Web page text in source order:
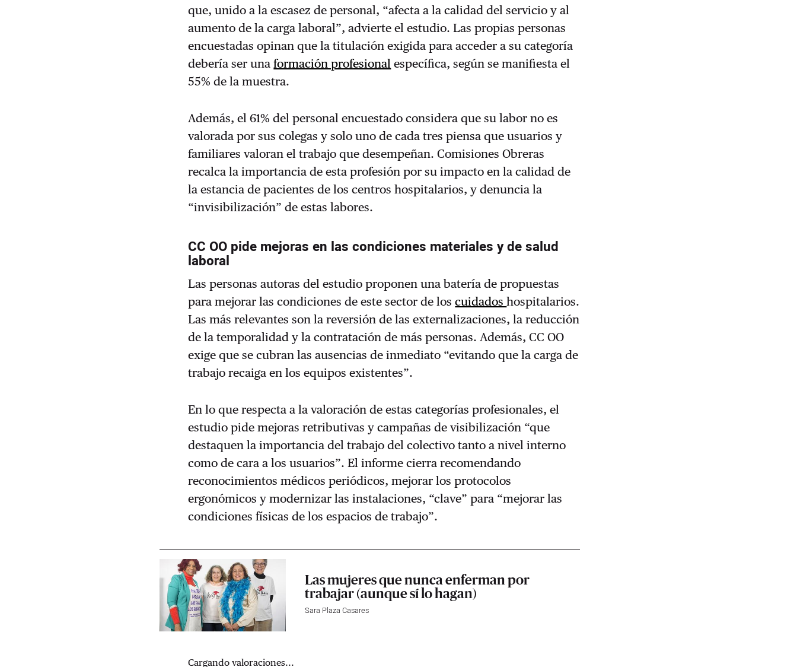
que, unido a la escasez de personal, “afecta a la calidad del servicio y al
aumento de la carga laboral”, advierte el estudio. Las propias personas
encuestadas opinan que la titulación exigida para acceder a su categoría
debería ser unaformación profesional específica, según se manifiesta el
55% de la muestra.
Además, el 61% del personal encuestado considera que su labor no es
valorada por sus colegas y solo uno de cada tres piensa que usuarios y
familiares valoran el trabajo que desempeñan. Comisiones Obreras
recalca la importancia de esta profesión por su impacto en la calidad de
la estancia de pacientes de los centros hospitalarios, y denuncia la
“invisibilización” de estas labores.
CC OO pide mejoras en las condiciones materiales y de salud
laboral
Las personas autoras del estudio proponen una batería de propuestas
para mejorar las condiciones de este sector de loscuidadoshospitalarios.
Las más relevantes son la reversión de las externalizaciones, la reducción
de la temporalidad y la contratación de más personas. Además, CC OO
exige que se cubran las ausencias de inmediato “evitando que la carga de
trabajo recaiga en los equipos existentes”.
En lo que respecta a la valoración de estas categorías profesionales, el
estudio pide mejoras retributivas y campañas de visibilización “que
destaquen la importancia del trabajo del colectivo tanto a nivel interno
como de cara a los usuarios”. El informe cierra recomendando
reconocimientos médicos periódicos, mejorar los protocolos
ergonómicos y modernizar las instalaciones, “clave” para “mejorar las
condiciones físicas de los espacios de trabajo”.
Las mujeres que nunca enferman por
trabajar (aunque sí lo hagan)
Sara Plaza Casares
Cargando valoraciones...